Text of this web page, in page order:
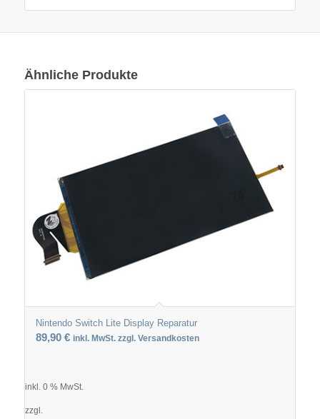
Ähnliche Produkte
Nintendo Switch Lite Display Reparatur
89,90 € inkl. MwSt. zzgl. Versandkosten
inkl. 0 % MwSt.
zzgl.